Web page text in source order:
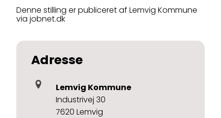
Denne stilling er publiceret af Lemvig Kommune
via jobnet.dk
Adresse
Lemvig Kommune
Industrivej 30
7620 Lemvig